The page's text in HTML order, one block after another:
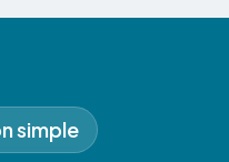
simple